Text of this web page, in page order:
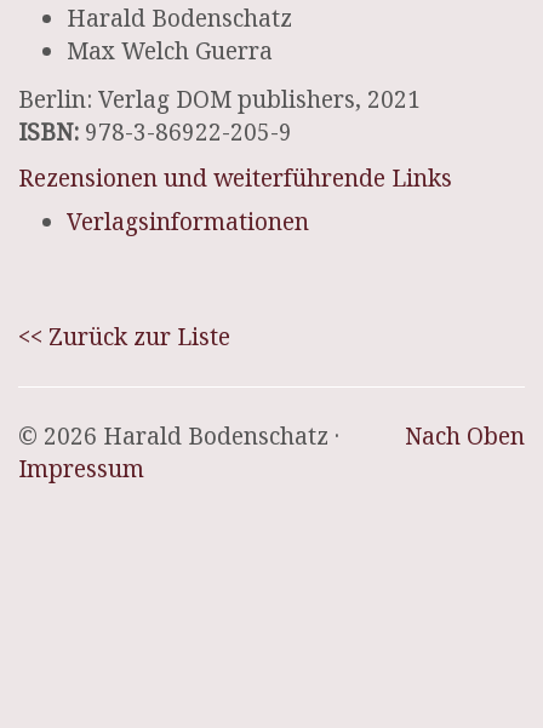
Harald Bodenschatz
Max Welch Guerra
Berlin: Verlag DOM publishers, 2021
ISBN: 978-3-86922-205-9
Rezensionen und weiterführende Links
Verlagsinformationen
<< Zurück zur Liste
Nach Oben
© 2026 Harald Bodenschatz ·
Impressum